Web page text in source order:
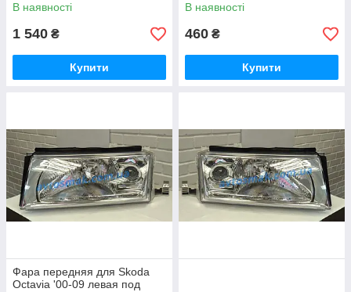
В наявності
1 540 ₴
Купити
В наявності
460 ₴
Купити
Фара передняя для Skoda
Octavia '00-09 левая под